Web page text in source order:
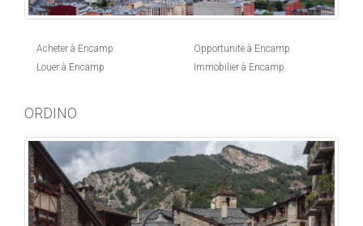
Acheter à Encamp
Louer à Encamp
Opportunite à Encamp
Immobilier à Encamp
ORDINO